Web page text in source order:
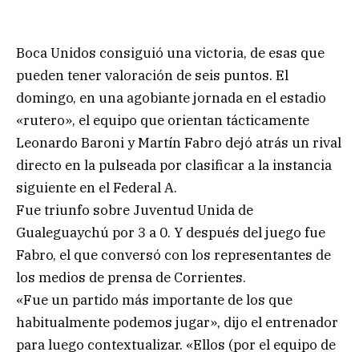
Boca Unidos consiguió una victoria, de esas que
pueden tener valoración de seis puntos. El
domingo, en una agobiante jornada en el estadio
«rutero», el equipo que orientan tácticamente
Leonardo Baroni y Martín Fabro dejó atrás un rival
directo en la pulseada por clasificar a la instancia
siguiente en el Federal A.
Fue triunfo sobre Juventud Unida de
Gualeguaychú por 3 a 0. Y después del juego fue
Fabro, el que conversó con los representantes de
los medios de prensa de Corrientes.
«Fue un partido más importante de los que
habitualmente podemos jugar», dijo el entrenador
para luego contextualizar. «Ellos (por el equipo de